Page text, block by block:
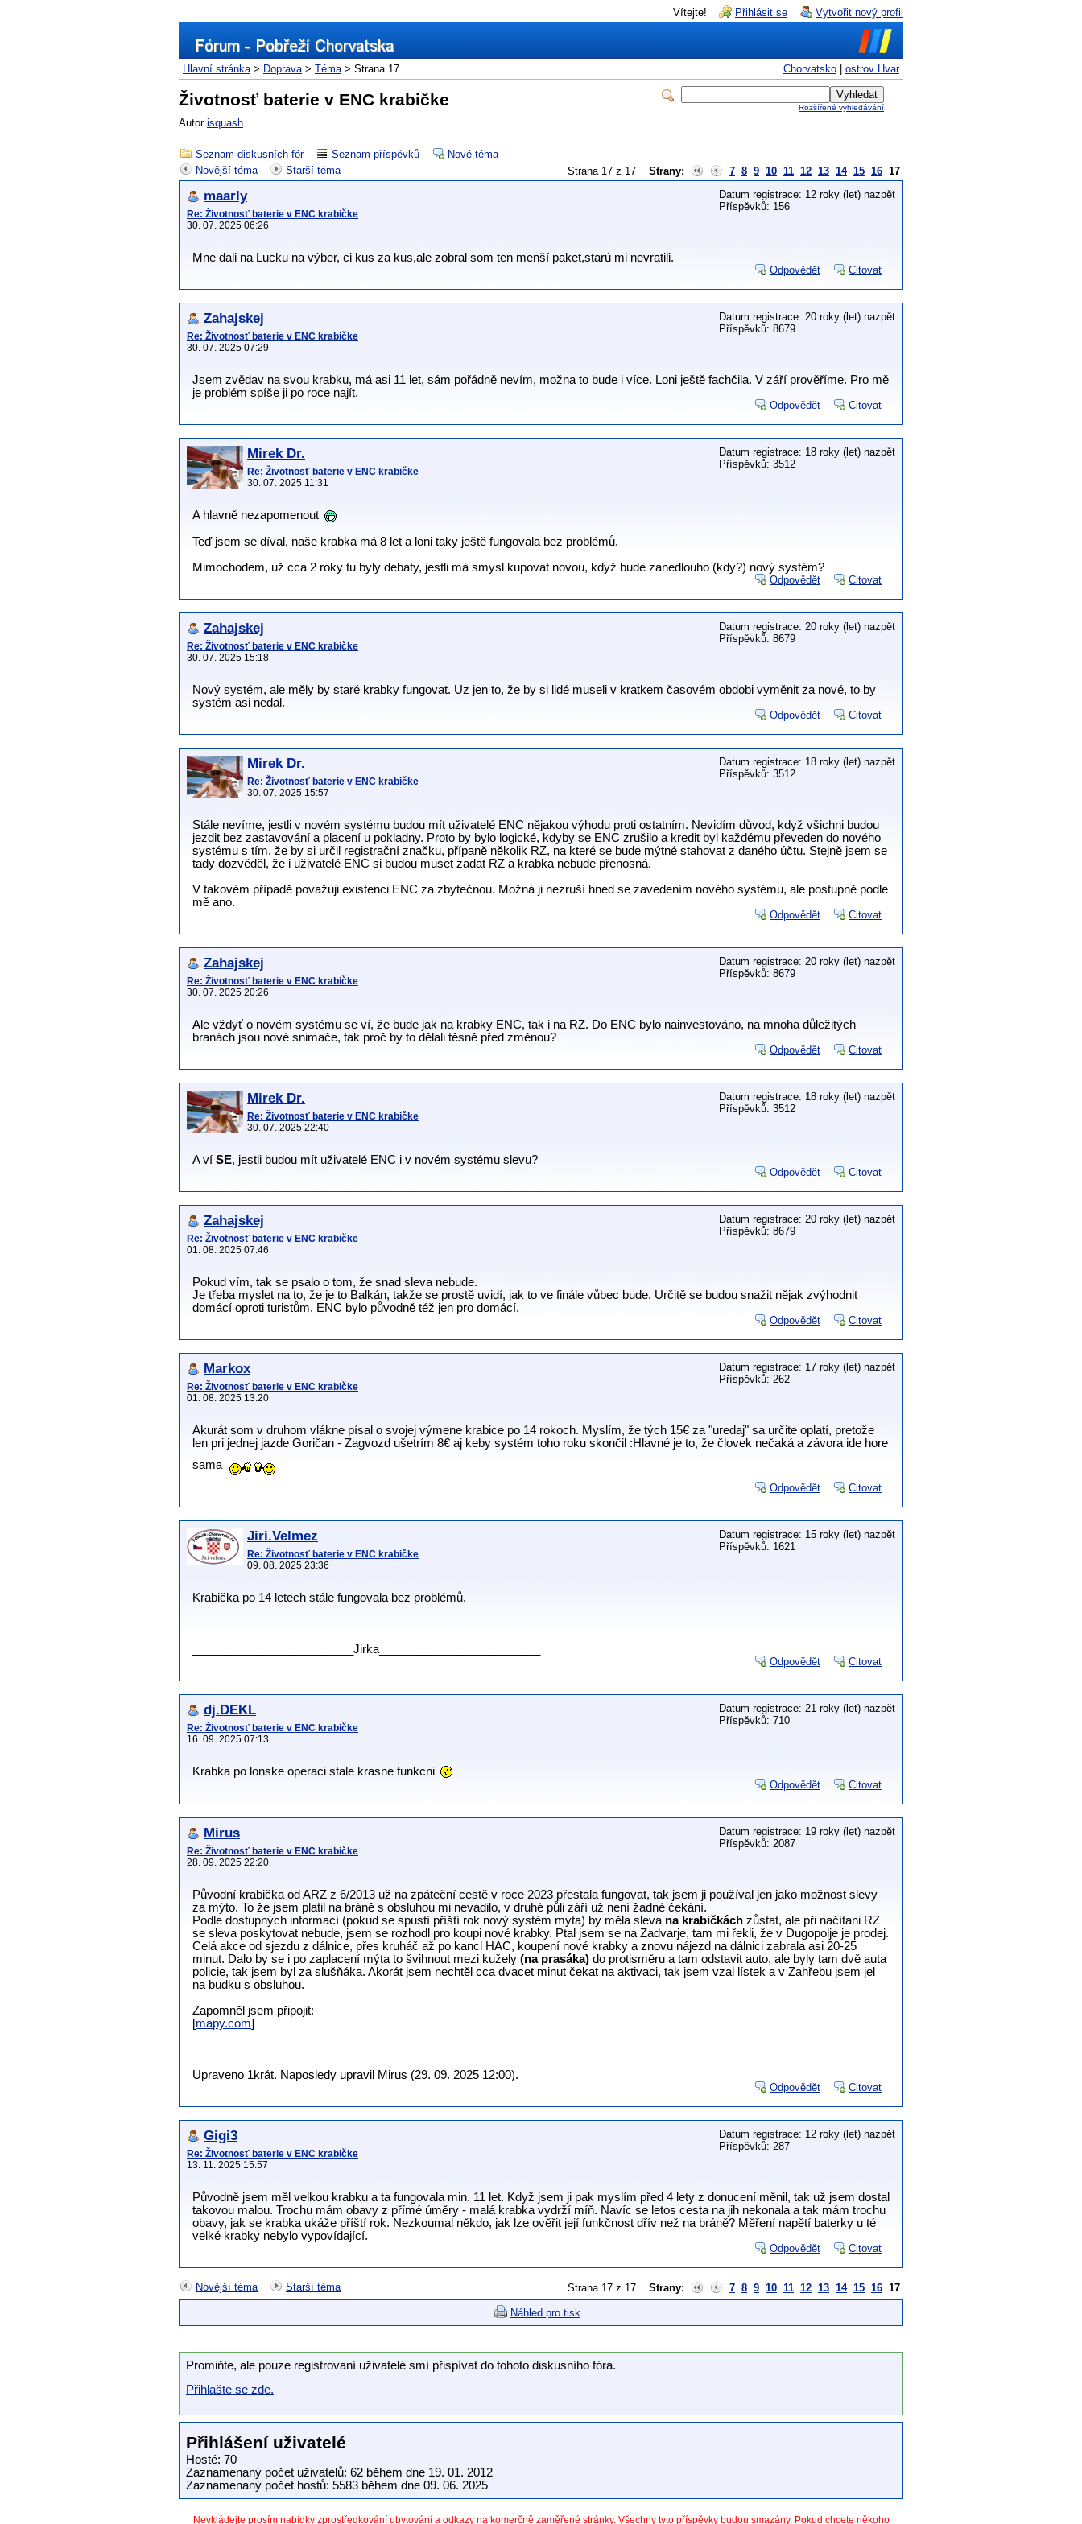
Vítejte! Přihlásit se Vytvořit nový profil
Chorvatsko ostrov Hvar
Hlavní stránka> Doprava> Téma> Strana 17
Rozšířené vyhledávání
Životnosť baterie v ENC krabičke
Autor isquash
Seznam diskusních fór Seznam příspěvků
Nové téma
Strana 17 z 17 Strany: 7 8 9 10 11 12 13 14 15 16 17
Novější téma Starší téma
maarly
Re: Životnosť baterie v ENC krabičke
30. 07. 2025 06:26
Datum registrace: 12 roky (let) nazpět
Příspěvků: 156
Mne dali na Lucku na výber, ci kus za kus,ale zobral som ten menší paket,starú mi nevratili.
Odpovědět Citovat
Zahajskej
Re: Životnosť baterie v ENC krabičke
30. 07. 2025 07:29
Datum registrace: 20 roky (let) nazpět
Příspěvků: 8679
Jsem zvědav na svou krabku, má asi 11 let, sám pořádně nevím, možna to bude i více. Loni ještě fachčila. V září prověříme. Pro mě
je problém spíše ji po roce najít.
Odpovědět Citovat
Mirek Dr.
Re: Životnosť baterie v ENC krabičke
30. 07. 2025 11:31
Datum registrace: 18 roky (let) nazpět
Příspěvků: 3512
A hlavně nezapomenout
Teď jsem se díval, naše krabka má 8 let a loni taky ještě fungovala bez problémů.
Mimochodem, už cca 2 roky tu byly debaty, jestli má smysl kupovat novou, když bude zanedlouho (kdy?) nový systém?
Odpovědět Citovat
Zahajskej
Re: Životnosť baterie v ENC krabičke
30. 07. 2025 15:18
Datum registrace: 20 roky (let) nazpět
Příspěvků: 8679
Nový systém, ale měly by staré krabky fungovat. Uz jen to, že by si lidé museli v kratkem časovém obdobi vyměnit za nové, to by
systém asi nedal.
Odpovědět Citovat
Mirek Dr.
Re: Životnosť baterie v ENC krabičke
30. 07. 2025 15:57
Datum registrace: 18 roky (let) nazpět
Příspěvků: 3512
Stále nevíme, jestli v novém systému budou mít uživatelé ENC nějakou výhodu proti ostatním. Nevidím důvod, když všichni budou
jezdit bez zastavování a placení u pokladny. Proto by bylo logické, kdyby se ENC zrušilo a kredit byl každému převeden do nového
systému s tím, že by si určil registrační značku, přípaně několik RZ, na které se bude mýtné stahovat z daného účtu. Stejně jsem se
tady dozvěděl, že i uživatelé ENC si budou muset zadat RZ a krabka nebude přenosná.
V takovém případě považuji existenci ENC za zbytečnou. Možná ji nezruší hned se zavedením nového systému, ale postupně podle
mě ano.
Odpovědět Citovat
Zahajskej
Re: Životnosť baterie v ENC krabičke
30. 07. 2025 20:26
Datum registrace: 20 roky (let) nazpět
Příspěvků: 8679
Ale vždyť o novém systému se ví, že bude jak na krabky ENC, tak i na RZ. Do ENC bylo nainvestováno, na mnoha důležitých
branách jsou nové snimače, tak proč by to dělali těsně před změnou?
Odpovědět Citovat
Mirek Dr.
Re: Životnosť baterie v ENC krabičke
30. 07. 2025 22:40
Datum registrace: 18 roky (let) nazpět
Příspěvků: 3512
A ví SE, jestli budou mít uživatelé ENC i v novém systému slevu?
Odpovědět Citovat
Zahajskej
Re: Životnosť baterie v ENC krabičke
01. 08. 2025 07:46
Datum registrace: 20 roky (let) nazpět
Příspěvků: 8679
Pokud vím, tak se psalo o tom, že snad sleva nebude.
Je třeba myslet na to, že je to Balkán, takže se prostě uvidí, jak to ve finále vůbec bude. Určitě se budou snažit nějak zvýhodnit
domácí oproti turistům. ENC bylo původně též jen pro domácí.
Odpovědět Citovat
Markox
Re: Životnosť baterie v ENC krabičke
01. 08. 2025 13:20
Datum registrace: 17 roky (let) nazpět
Příspěvků: 262
Akurát som v druhom vlákne písal o svojej výmene krabice po 14 rokoch. Myslím, že tých 15€ za "uredaj" sa určite oplatí, pretože
len pri jednej jazde Goričan - Zagvozd ušetrím 8€ aj keby systém toho roku skončil :Hlavné je to, že človek nečaká a závora ide hore
sama
Odpovědět Citovat
Jiri.Velmez
Re: Životnosť baterie v ENC krabičke
09. 08. 2025 23:36
Datum registrace: 15 roky (let) nazpět
Příspěvků: 1621
Krabička po 14 letech stále fungovala bez problémů.
_________________________Jirka_________________________
Odpovědět Citovat
dj.DEKL
Re: Životnosť baterie v ENC krabičke
16. 09. 2025 07:13
Datum registrace: 21 roky (let) nazpět
Příspěvků: 710
Krabka po lonske operaci stale krasne funkcni
Odpovědět Citovat
Mirus
Re: Životnosť baterie v ENC krabičke
28. 09. 2025 22:20
Datum registrace: 19 roky (let) nazpět
Příspěvků: 2087
Původní krabička od ARZ z 6/2013 už na zpáteční cestě v roce 2023 přestala fungovat, tak jsem ji používal jen jako možnost slevy
za mýto. To že jsem platil na bráně s obsluhou mi nevadilo, v druhé půli září už není žadné čekání.
Podle dostupných informací (pokud se spustí příští rok nový systém mýta) by měla sleva na krabičkách zůstat, ale při načítani RZ
se sleva poskytovat nebude, jsem se rozhodl pro koupi nové krabky. Ptal jsem se na Zadvarje, tam mi řekli, že v Dugopolje je prodej.
Celá akce od sjezdu z dálnice, přes kruháč až po kancl HAC, koupení nové krabky a znovu nájezd na dálnici zabrala asi 20-25
minut. Dalo by se i po zaplacení mýta to švihnout mezi kužely (na prasáka) do protisměru a tam odstavit auto, ale byly tam dvě auta
policie, tak jsem byl za slušňáka. Akorát jsem nechtěl cca dvacet minut čekat na aktivaci, tak jsem vzal lístek a v Zahřebu jsem jel
na budku s obsluhou.
Zapomněl jsem připojit:
[mapy.com]
Upraveno 1krát. Naposledy upravil Mirus (29. 09. 2025 12:00).
Odpovědět Citovat
Gigi3
Re: Životnosť baterie v ENC krabičke
13. 11. 2025 15:57
Datum registrace: 12 roky (let) nazpět
Příspěvků: 287
Původně jsem měl velkou krabku a ta fungovala min. 11 let. Když jsem ji pak myslím před 4 lety z donucení měnil, tak už jsem dostal
takovou malou. Trochu mám obavy z přímé úměry - malá krabka vydrží míň. Navíc se letos cesta na jih nekonala a tak mám trochu
obavy, jak se krabka ukáže příští rok. Nezkoumal někdo, jak lze ověřit její funkčnost dřív než na bráně? Měření napětí baterky u té
velké krabky nebylo vypovídající.
Odpovědět Citovat
Strana 17 z 17 Strany: 7 8 9 10 11 12 13 14 15 16 17
Novější téma Starší téma
Náhled pro tisk
Promiňte, ale pouze registrovaní uživatelé smí přispívat do tohoto diskusního fóra.
Přihlašte se zde.
Přihlášení uživatelé
Hosté: 70
Zaznamenaný počet uživatelů: 62 během dne 19. 01. 2012
Zaznamenaný počet hostů: 5583 během dne 09. 06. 2025
Nevkládejte prosím nabídky zprostředkování ubytování a odkazy na komerčně zaměřené stránky. Všechny tyto příspěvky budou smazány. Pokud chcete někoho